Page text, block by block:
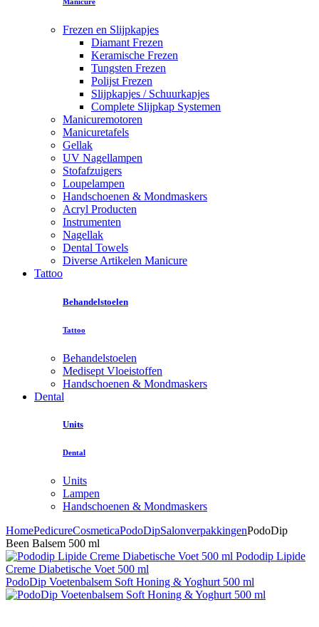
Manicure
Frezen en Slijpkapjes
Diamant Frezen
Keramische Frezen
Tungsten Frezen
Polijst Frezen
Slijpkapjes / Schuurkapjes
Complete Slijpkap Systemen
Manicuremotoren
Manicuretafels
Gellak
UV Nagellampen
Stofafzuigers
Loupelampen
Handschoenen & Mondmaskers
Acryl Producten
Instrumenten
Nagellak
Dental Towels
Diverse Artikelen Manicure
Tattoo
Behandelstoelen
Tattoo
Behandelstoelen
Medisept Vloeistoffen
Handschoenen & Mondmaskers
Dental
Units
Dental
Units
Lampen
Handschoenen & Mondmaskers
HomePedicureCosmeticaPodoDipSalonverpakkingenPodoDip
Been Balsem 500 ml
Pododip Lipide
Creme Diabetische Voet 500 ml
PodoDip Voetenbalsem Soft Honing & Yoghurt 500 ml